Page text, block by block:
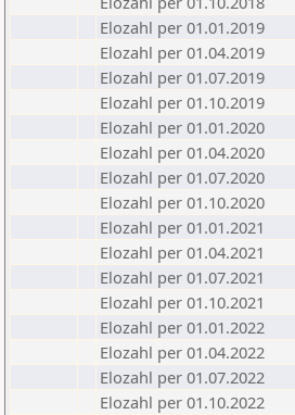
Elozahl per 01.01.2019
Elozahl per 01.04.2019
Elozahl per 01.07.2019
Elozahl per 01.10.2019
Elozahl per 01.01.2020
Elozahl per 01.04.2020
Elozahl per 01.07.2020
Elozahl per 01.10.2020
Elozahl per 01.01.2021
Elozahl per 01.04.2021
Elozahl per 01.07.2021
Elozahl per 01.10.2021
Elozahl per 01.01.2022
Elozahl per 01.04.2022
Elozahl per 01.07.2022
Elozahl per 01.10.2022